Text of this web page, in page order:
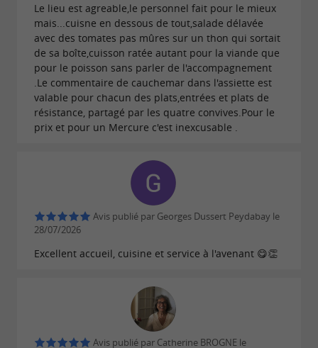
Le lieu est agreable,le personnel fait pour le mieux
mais...cuisne en dessous de tout,salade délavée
avec des tomates pas mûres sur un thon qui sortait
de sa boîte,cuisson ratée autant pour la viande que
pour le poisson sans parler de l'accompagnement
.Le commentaire de cauchemar dans l'assiette est
valable pour chacun des plats,entrées et plats de
résistance, partagé par les quatre convives.Pour le
prix et pour un Mercure c'est inexcusable .
Avis publié par Georges Dussert Peydabay le
28/07/2026
Excellent accueil, cuisine et service à l'avenant 😋👏
Avis publié par Catherine BROGNE le